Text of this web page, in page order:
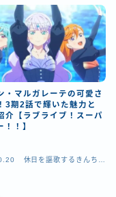
・マルガレーテの可愛さ
3期2話で輝いた魅力と
介【ラブライブ！スーパ
！！】
休日を謳歌するきんちゃ